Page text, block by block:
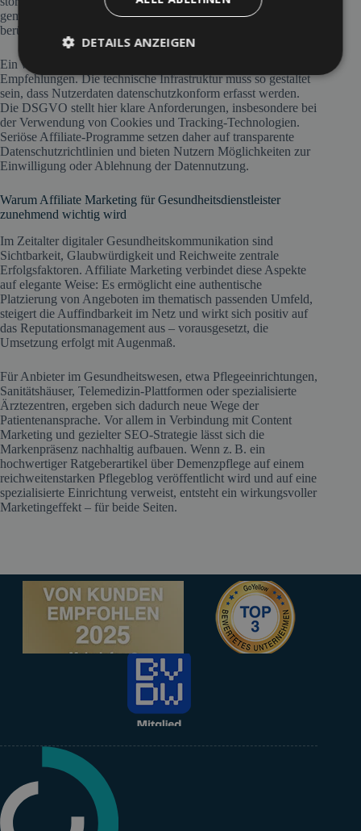
gemäß dem Heilmittelwerbegesetz (HWG), sind zu
berücksichtigen.
Ein weiterer Aspekt ist die Nachverfolgbarkeit der
Empfehlungen. Die technische Infrastruktur muss so gestaltet
sein, dass Nutzerdaten datenschutzkonform erfasst werden.
Die DSGVO stellt hier klare Anforderungen, insbesondere bei
der Verwendung von Cookies und Tracking-Technologien.
Seriöse Affiliate-Programme setzen daher auf transparente
Datenschutzrichtlinien und bieten Nutzern Möglichkeiten zur
Einwilligung oder Ablehnung der Datennutzung.
Warum Affiliate Marketing für Gesundheitsdienstleister
zunehmend wichtig wird
Im Zeitalter digitaler Gesundheitskommunikation sind
Sichtbarkeit, Glaubwürdigkeit und Reichweite zentrale
Erfolgsfaktoren. Affiliate Marketing verbindet diese Aspekte
auf elegante Weise: Es ermöglicht eine authentische
Platzierung von Angeboten im thematisch passenden Umfeld,
steigert die Auffindbarkeit im Netz und wirkt sich positiv auf
das Reputationsmanagement aus – vorausgesetzt, die
Umsetzung erfolgt mit Augenmaß.
Für Anbieter im Gesundheitswesen, etwa Pflegeeinrichtungen,
Sanitätshäuser, Telemedizin-Plattformen oder spezialisierte
Ärztezentren, ergeben sich dadurch neue Wege der
Patientenansprache. Vor allem in Verbindung mit Content
Marketing und gezielter SEO-Strategie lässt sich die
Markenpräsenz nachhaltig aufbauen. Wenn z. B. ein
hochwertiger Ratgeberartikel über Demenzpflege auf einem
reichweitenstarken Pflegeblog veröffentlicht wird und auf eine
spezialisierte Einrichtung verweist, entsteht ein wirkungsvoller
Marketingeffekt – für beide Seiten.
DETAILS ANZEIGEN